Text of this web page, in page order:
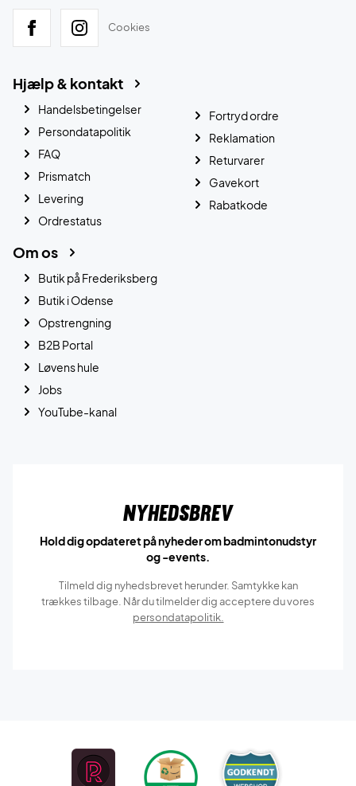
Cookies
Hjælp & kontakt
Handelsbetingelser
Persondatapolitik
FAQ
Prismatch
Levering
Ordrestatus
Fortryd ordre
Reklamation
Returvarer
Gavekort
Rabatkode
Om os
Butik på Frederiksberg
Butik i Odense
Opstrengning
B2B Portal
Løvens hule
Jobs
YouTube-kanal
Nyhedsbrev
Hold dig opdateret på nyheder om badmintonudstyr
og -events.
Tilmeld dig nyhedsbrevet herunder. Samtykke kan
trækkes tilbage. Når du tilmelder dig acceptere du vores
persondatapolitik.